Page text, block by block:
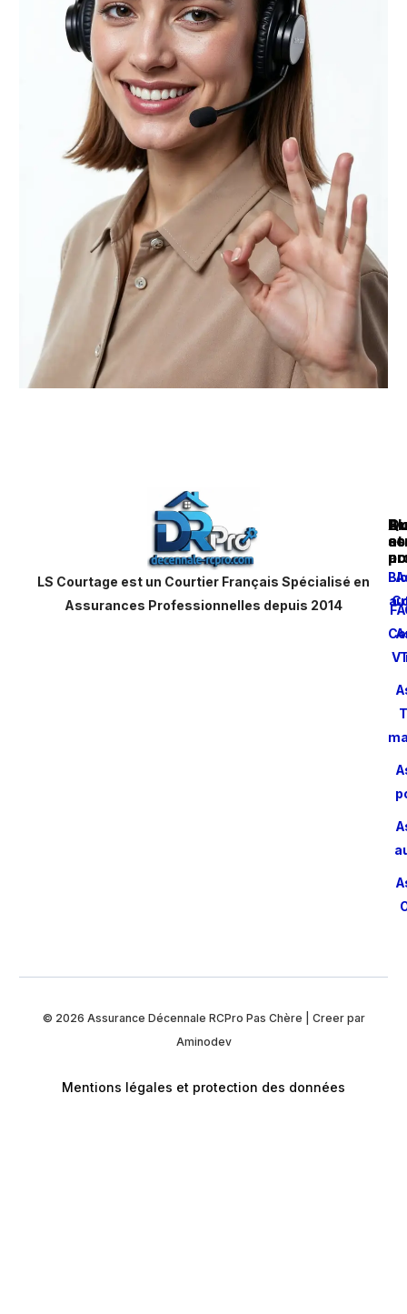
LS Courtage est un Courtier Français Spécialisé en
Assurances Professionnelles depuis 2014
et
© 2026 Assurance Décennale RCPro Pas Chère | Creer par
Aminodev
Mentions légales et protection des données